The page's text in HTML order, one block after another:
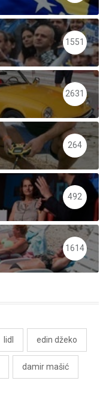
1551
2631
264
492
1614
lidl edin džeko
damir mašić